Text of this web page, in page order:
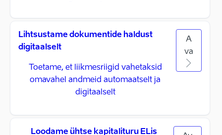
Lihtsustame dokumentide haldust
digitaalselt
Toetame, et liikmesriigid vahetaksid
omavahel andmeid automaatselt ja
digitaalselt
A
va
Loodame ühtse kapitalituru ELis